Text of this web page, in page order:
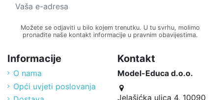
Možete se odjaviti u bilo kojem trenutku. U tu svrhu, molimo
pronađite naše kontakt informacije u pravnim obavijestima.
Informacije
O nama
Opći uvjeti poslovanja
Kontakt
Model-Educa d.o.o.
Jelašićka ulica 4, 10090